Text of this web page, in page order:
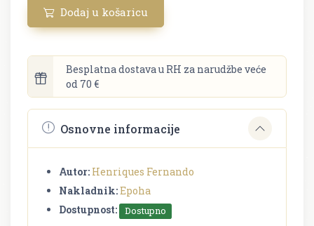
Dodaj u košaricu
Besplatna dostava u RH za narudžbe veće
od 70 €
Osnovne informacije
Autor: Henriques Fernando
Nakladnik:Epoha
Dostupnost:
Dostupno